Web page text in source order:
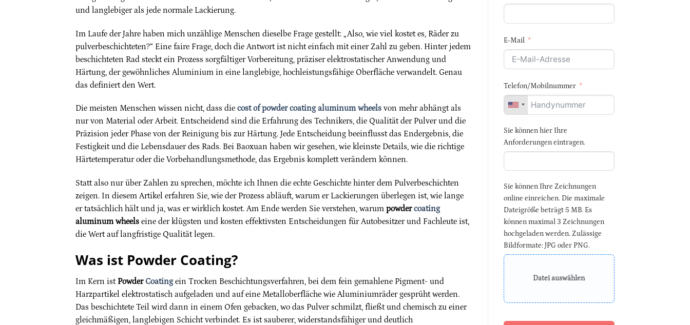
und langlebiger als jede normale Lackierung.
Im Laufe der Jahre haben mich unzählige Menschen dieselbe Frage gestellt: „Also, wie viel kostet es, Räder zu
pulverbeschichteten?“ Eine faire Frage, doch die Antwort ist nicht einfach mit einer Zahl zu geben. Hinter jedem
beschichteten Rad steckt ein Prozess sorgfältiger Vorbereitung, präziser elektrostatischer Anwendung und
Härtung, der gewöhnliches Aluminium in eine langlebige, hochleistungsfähige Oberfläche verwandelt. Genau
das definiert den Wert.
Die meisten Menschen wissen nicht, dass die cost of powder coating aluminum wheels von mehr abhängt als
nur von Material oder Arbeit. Entscheidend sind die Erfahrung des Technikers, die Qualität der Pulver und die
Präzision jeder Phase von der Reinigung bis zur Härtung. Jede Entscheidung beeinflusst das Endergebnis, die
Festigkeit und die Lebensdauer des Rads. Bei Baoxuan haben wir gesehen, wie kleinste Details, wie die richtige
Härtetemperatur oder die Vorbehandlungsmethode, das Ergebnis komplett verändern können.
Statt also nur über Zahlen zu sprechen, möchte ich Ihnen die echte Geschichte hinter dem Pulverbeschichten
zeigen. In diesem Artikel erfahren Sie, wie der Prozess abläuft, warum er Lackierungen überlegen ist, wie lange
er tatsächlich hält und ja, was er wirklich kostet. Am Ende werden Sie verstehen, warum powdercoating
aluminum wheels eine der klügsten und kosten effektivsten Entscheidungen für Autobesitzer und Fachleute ist,
die Wert auf langfristige Qualität legen.
Was ist Powder Coating?
Im Kern ist Powder Coatingein Trocken Beschichtungsverfahren, bei dem fein gemahlene Pigment- und
Harzpartikel elektrostatisch aufgeladen und auf eine Metalloberfläche wie Aluminiumräder gesprüht werden.
Das beschichtete Teil wird dann in einem Ofen gebacken, wo das Pulver schmilzt, fließt und chemisch zu einer
gleichmäßigen, langlebigen Schicht verbindet. Es ist sauberer, widerstandsfähiger und deutlich
E-Mail
Telefon/Mobilnummer
Sie können hier Ihre
Anforderungen eintragen.
Sie können Ihre Zeichnungen
online einreichen. Die maximale
Dateigröße beträgt 5 MB. Es
können maximal 3 Zeichnungen
hochgeladen werden. Zulässige
Bildformate: JPG oder PNG.
Datei auswählen